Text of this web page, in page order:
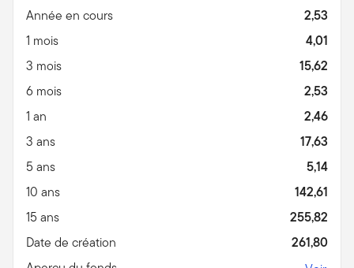
Année en cours
2,53
1 mois
4,01
3 mois
15,62
6 mois
2,53
1 an
2,46
3 ans
17,63
5 ans
5,14
10 ans
142,61
15 ans
255,82
Date de création
261,80